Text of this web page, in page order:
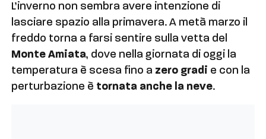
L’inverno non sembra avere intenzione di
lasciare spazio alla primavera. A metà marzo il
freddo torna a farsi sentire sulla vetta del
Monte Amiata, dove nella giornata di oggi la
temperatura è scesa fino a zero gradi e con la
perturbazione è tornata anche la neve.